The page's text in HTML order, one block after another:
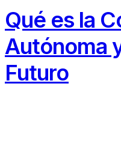
Qué es la
Autónoma
Futuro